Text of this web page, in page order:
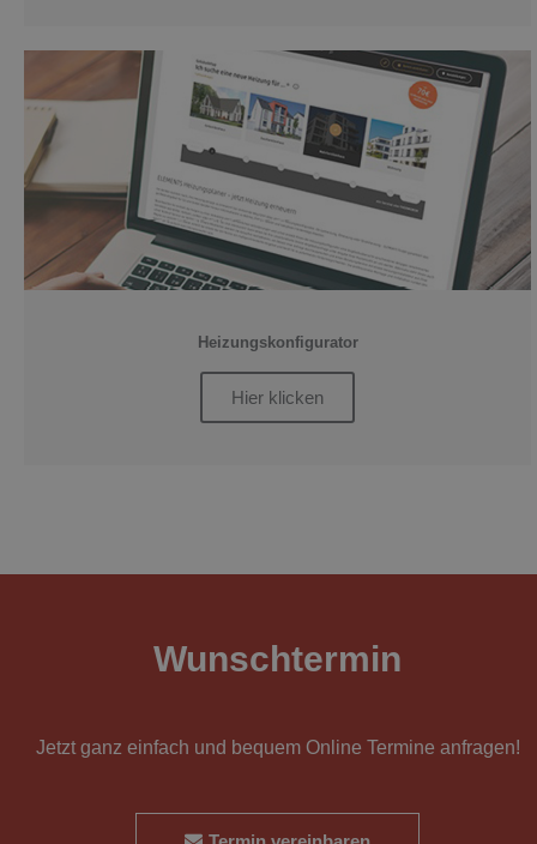
Heizungskonfigurator
Hier klicken
Wunschtermin
Jetzt ganz einfach und bequem Online Termine anfragen!